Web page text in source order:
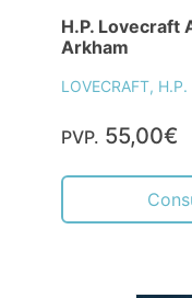
H.P. Lovecraft
Arkham
LOVECRAFT, H.P.
PVP. 55,00€